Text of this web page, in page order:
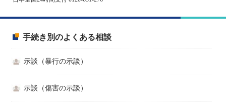
手続き別のよくある相談
示談（暴行の示談）
示談（傷害の示談）